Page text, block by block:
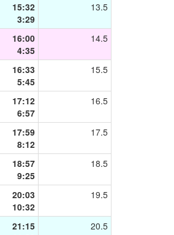
15:32
3:29
13.5
16:00
4:35
14.5
16:33
5:45
15.5
17:12
6:57
16.5
17:59
8:12
17.5
18:57
9:25
18.5
20:03
10:32
19.5
21:15
20.5